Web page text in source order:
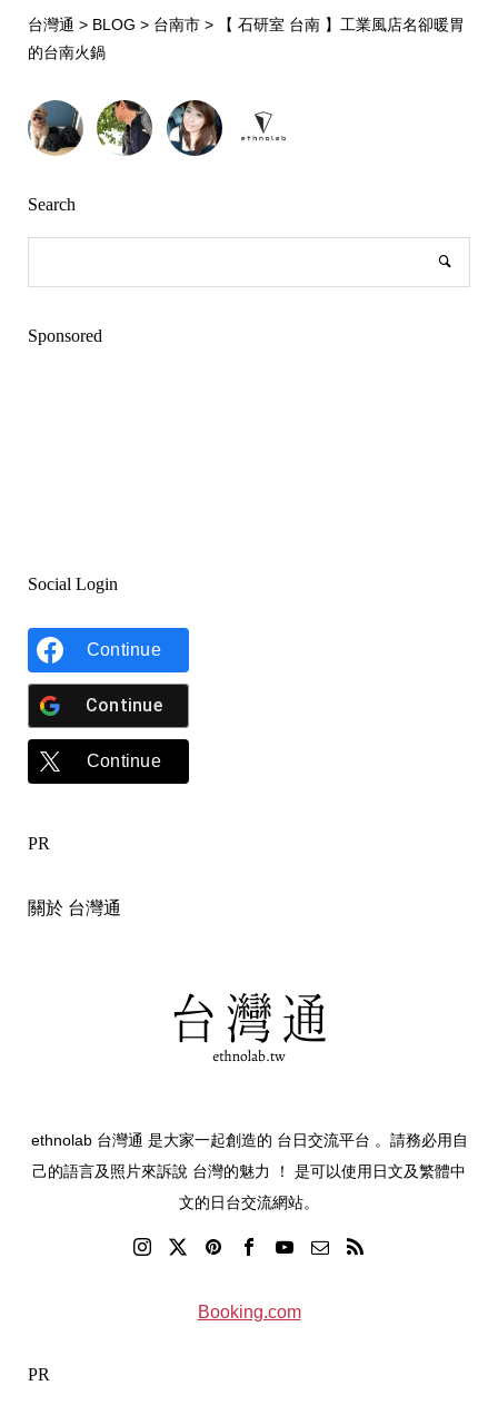
台灣通 > BLOG > 台南市>
【 石研室 台南 】工業風店名卻暖胃
的台南火鍋
Search
Sponsored
Social Login
Continue
Continue
Continue
PR
關於 台灣通
ethnolab 台灣通 是大家一起創造的 台日交流平台 。請務必用自
己的語言及照片來訴說 台灣的魅力 ！ 是可以使用日文及繁體中
文的日台交流網站。
Booking.com
PR